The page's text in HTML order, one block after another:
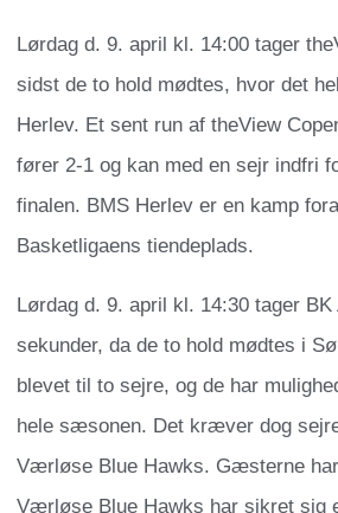
Lørdag d. 9. april kl. 14:00 tager
sidst de to hold mødtes, hvor det
Herlev. Et sent run af theView
fører 2-1 og kan med en sejr indfri
finalen. BMS Herlev er en kamp
Basketligaens tiendeplads.
Lørdag d. 9. april kl. 14:30 tager
sekunder, da de to hold mødtes i
blevet til to sejre, og de har
hele sæsonen. Det kræver dog
Værløse Blue Hawks. Gæsterne
Værløse Blue Hawks har sikret sig